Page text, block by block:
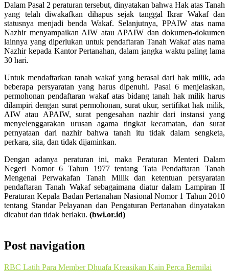
Dalam Pasal 2 peraturan tersebut, dinyatakan bahwa Hak atas Tanah
yang telah diwakafkan dihapus sejak tanggal Ikrar Wakaf dan
statusnya menjadi benda Wakaf. Selanjutnya, PPAIW atas nama
Nazhir menyampaikan AIW atau APAIW dan dokumen-dokumen
lainnya yang diperlukan untuk pendaftaran Tanah Wakaf atas nama
Nazhir kepada Kantor Pertanahan, dalam jangka waktu paling lama
30 hari.
Untuk mendaftarkan tanah wakaf yang berasal dari hak milik, ada
beberapa persyaratan yang harus dipenuhi. Pasal 6 menjelaskan,
permohonan pendaftaran wakaf atas bidang tanah hak milik harus
dilampiri dengan surat permohonan, surat ukur, sertifikat hak milik,
AIW atau APAIW, surat pengesahan nazhir dari instansi yang
menyelenggarakan urusan agama tingkat kecamatan, dan surat
pernyataan dari nazhir bahwa tanah itu tidak dalam sengketa,
perkara, sita, dan tidak dijaminkan.
Dengan adanya peraturan ini, maka Peraturan Menteri Dalam
Negeri Nomor 6 Tahun 1977 tentang Tata Pendaftaran Tanah
Mengenai Perwakafan Tanah Milik dan ketentuan persyaratan
pendaftaran Tanah Wakaf sebagaimana diatur dalam Lampiran II
Peraturan Kepala Badan Pertanahan Nasional Nomor 1 Tahun 2010
tentang Standar Pelayanan dan Pengaturan Pertanahan dinyatakan
dicabut dan tidak berlaku. (bwi.or.id)
Post navigation
RBC Latih Para Member Dhuafa Kreasikan Kain Perca Bernilai